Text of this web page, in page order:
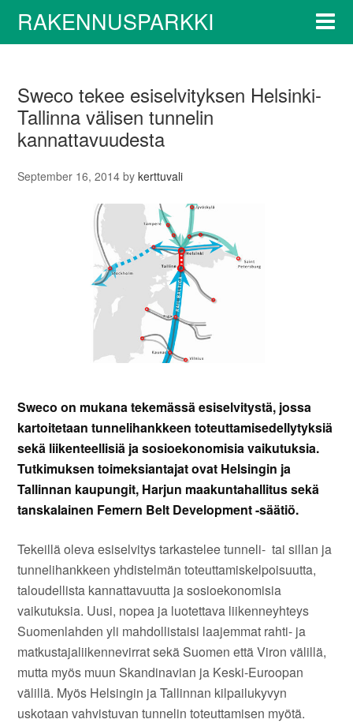
RAKENNUSPARKKI
Sweco tekee esiselvityksen Helsinki-
Tallinna välisen tunnelin
kannattavuudesta
September 16, 2014 bykerttuvali
Sweco on mukana tekemässä esiselvitystä, jossa
kartoitetaan tunnelihankkeen toteuttamisedellytyksiä
sekä liikenteellisiä ja sosioekonomisia vaikutuksia.
Tutkimuksen toimeksiantajat ovat Helsingin ja
Tallinnan kaupungit, Harjun maakuntahallitus sekä
tanskalainen Femern Belt Development -säätiö.
Tekeillä oleva esiselvitys tarkastelee tunneli- tai sillan ja
tunnelihankkeen yhdistelmän toteuttamiskelpoisuutta,
taloudellista kannattavuutta ja sosioekonomisia
vaikutuksia. Uusi, nopea ja luotettava liikenneyhteys
Suomenlahden yli mahdollistaisi laajemmat rahti- ja
matkustajaliikennevirrat sekä Suomen että Viron välillä,
mutta myös muun Skandinavian ja Keski-Euroopan
välillä. Myös Helsingin ja Tallinnan kilpailukyvyn
uskotaan vahvistuvan tunnelin toteuttamisen myötä.